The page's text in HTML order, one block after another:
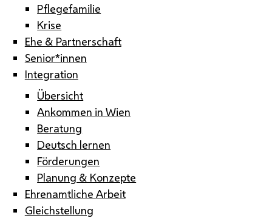
Pflegefamilie
Krise
Ehe & Partnerschaft
Senior*innen
Integration
Übersicht
Ankommen in Wien
Beratung
Deutsch lernen
Förderungen
Planung & Konzepte
Ehrenamtliche Arbeit
Gleichstellung